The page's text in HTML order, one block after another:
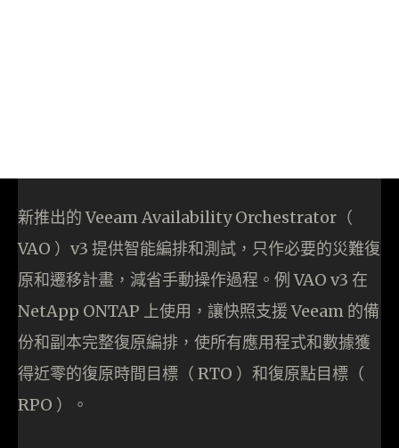
新推出的 Veeam Availability Orchestrator（
VAO ）v3 提供智能編排和測試，只作必要的災難復
原和遷移計畫，減省手動操作過程。例 VAO v3 在
NetApp ONTAP 上使用，讓快照支援 Veeam 的備
份和副本完整復原編排，使所有應用程式和數據獲
得近零的復原時間目標（ RTO ）和復原點目標（
RPO ）。